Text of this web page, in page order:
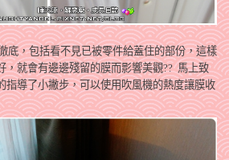
底，包括看不見已被零件給蓋住的部份，這樣
，就會有邊邊殘留的膜而影響美觀?? 馬上致
指導了小撇步，可以使用吹風機的熱度讓膜收